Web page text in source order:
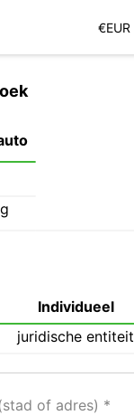
€EUR
Individueel
juridische entiteit
of adres)